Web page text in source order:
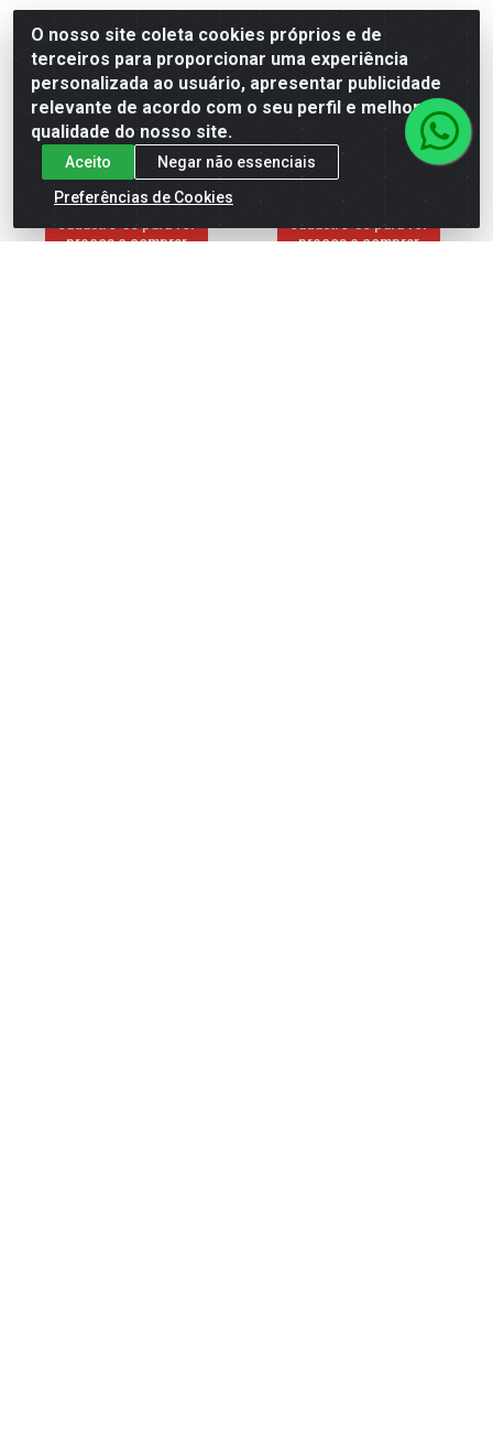
ESM COL NU CREM 230
NUDE
Código: 318809
Embalagem: Unidade
Caixa contém 72 unidade(s)
Faça seu login ou
cadastre-se para ver
preços e comprar
ESM COL COB INTENSIFICA
COR E BRILHO 8ML
Código: 37540
Embalagem: Unidade
Caixa contém 72 unidade(s)
cadastre-se para ver
preços e comprar
O nosso site coleta cookies próprios e de
terceiros para proporcionar uma experiência
personalizada ao usuário, apresentar publicidade
relevante de acordo com o seu perfil e melhorar a
qualidade do nosso site.
Aceito
Negar não essenciais
Preferências de Cookies